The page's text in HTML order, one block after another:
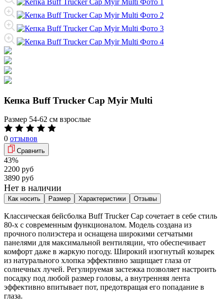
Кепка Buff Trucker Cap Myir Multi
Размер 54-62 см взрослые
0 отзывов
Сравнить
43%
2200 руб
3890 руб
Нет в наличии
Как носить Размер Характеристики Отзывы
Классическая бейсболка Buff Trucker Cap сочетает в себе стиль
80-х с современным функционалом. Модель создана из
прочного полиэстера и оснащена широкими сетчатыми
панелями для максимальной вентиляции, что обеспечивает
комфорт даже в жаркую погоду. Широкий изогнутый козырек
из натурального хлопка эффективно защищает глаза от
солнечных лучей. Регулируемая застежка позволяет настроить
посадку под любой размер головы, а внутренняя лента
эффективно впитывает пот, предотвращая его попадание в
глаза.